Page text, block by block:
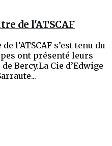
de l'ATSCAF
l’ATSCAF s’est tenu du
ont présenté leurs
Bercy.La Cie d’Edwige